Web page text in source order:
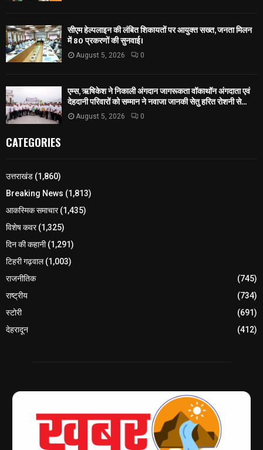
सीएम हेल्पलाइन की लंबित शिकायतों पर आयुक्त सख्त, जनता मिलन
में 80 प्रकरणों की सुनवाई।
August 5, 2026 0
एम्स, ऋषिकेश ने निकाली अंगदान जागरूकता वॉकाथॉन अंगदाता एवं
देहदानी परिवारों को सम्मान ने नवाजा जानकी सेतु हरित रोशनी से...
August 5, 2026 0
CATEGORIES
उत्तराखंड (1,860)
Breaking News (1,813)
आकस्मिक समाचार(1,435)
विशेष कवर(1,325)
दिन की कहानी(1,291)
टिहरी गढ़वाल(1,003)
राजनीतिक
(745)
राष्ट्रीय
(734)
स्टोरी
(691)
देहरादून
(412)